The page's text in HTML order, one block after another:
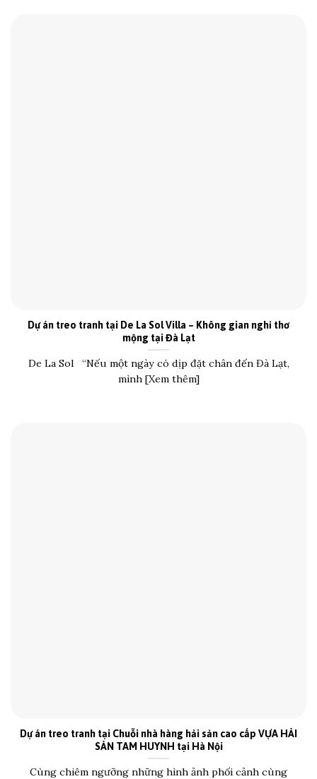
Dự án treo tranh tại De La Sol Villa – Không gian nghỉ thơ
mộng tại Đà Lạt
De La Sol “Nếu một ngày có dịp đặt chân đến Đà Lạt,
mình [Xem thêm]
Dự án treo tranh tại Chuỗi nhà hàng hải sản cao cấp VỰA HẢI
SẢN TAM HUYNH tại Hà Nội
Cùng chiêm ngưỡng những hình ảnh phối cảnh cùng